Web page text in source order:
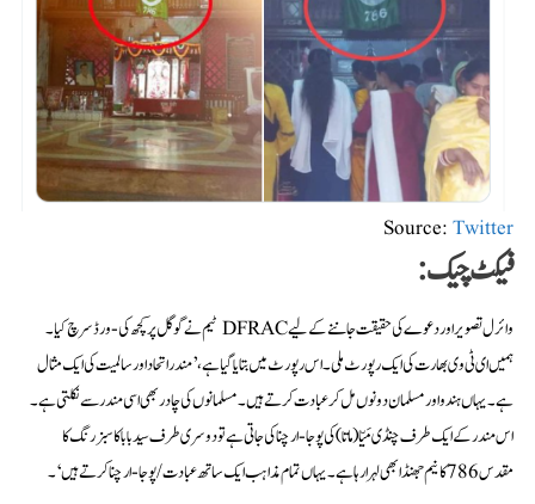
Source: Twitter
فیکٹ چیک:
وائرل تصویر اور دعوے کی حقیقت جاننے کے لیے DFRAC ٹیم نے گوگل پر کچھ کی-ورڈ سرچ کیا۔
ہمیں ای ٹی وی بھارت کی ایک رپورٹ ملی۔ اس رپورٹ میں بتایا گیا ہے،’مندر اتحاد اور سالمیت کی ایک مثال
ہے۔ یہاں ہندو اور مسلمان دونوں مل کر عبادت کرتے ہیں۔ مسلمانوں کی چادر بھی اسی مندر سے نکلتی ہے۔
اس مندر کے ایک طرف چنڈی مَیّا (ماتا) کی پوجا-ارچنا کی جاتی ہے تو دوسری طرف سید بابا کا سبز رنگ کا
مقدس 786 کا نیم جھنڈا بھی لہرا رہا ہے۔ یہاں تمام مذاہب ایک ساتھ عبادت/پوجا-ارچنا کرتے ہیں‘۔